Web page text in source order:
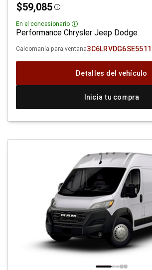
$59,085 Disclosure
En el concesionario Disclosure
Performance Chrysler Jeep Dodge
Calcomanía para ventana
Detalles del vehículo
Inicia tu compra